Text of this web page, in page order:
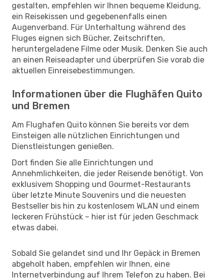
gestalten, empfehlen wir Ihnen bequeme Kleidung,
ein Reisekissen und gegebenenfalls einen
Augenverband. Für Unterhaltung während des
Fluges eignen sich Bücher, Zeitschriften,
heruntergeladene Filme oder Musik. Denken Sie auch
an einen Reiseadapter und überprüfen Sie vorab die
aktuellen Einreisebestimmungen.
Informationen über die Flughäfen Quito
und Bremen
Am Flughafen Quito können Sie bereits vor dem
Einsteigen alle nützlichen Einrichtungen und
Dienstleistungen genießen.
Dort finden Sie alle Einrichtungen und
Annehmlichkeiten, die jeder Reisende benötigt. Von
exklusivem Shopping und Gourmet-Restaurants
über letzte Minute Souvenirs und die neuesten
Bestseller bis hin zu kostenlosem WLAN und einem
leckeren Frühstück – hier ist für jeden Geschmack
etwas dabei.
Sobald Sie gelandet sind und Ihr Gepäck in Bremen
abgeholt haben, empfehlen wir Ihnen, eine
Internetverbindung auf Ihrem Telefon zu haben. Bei